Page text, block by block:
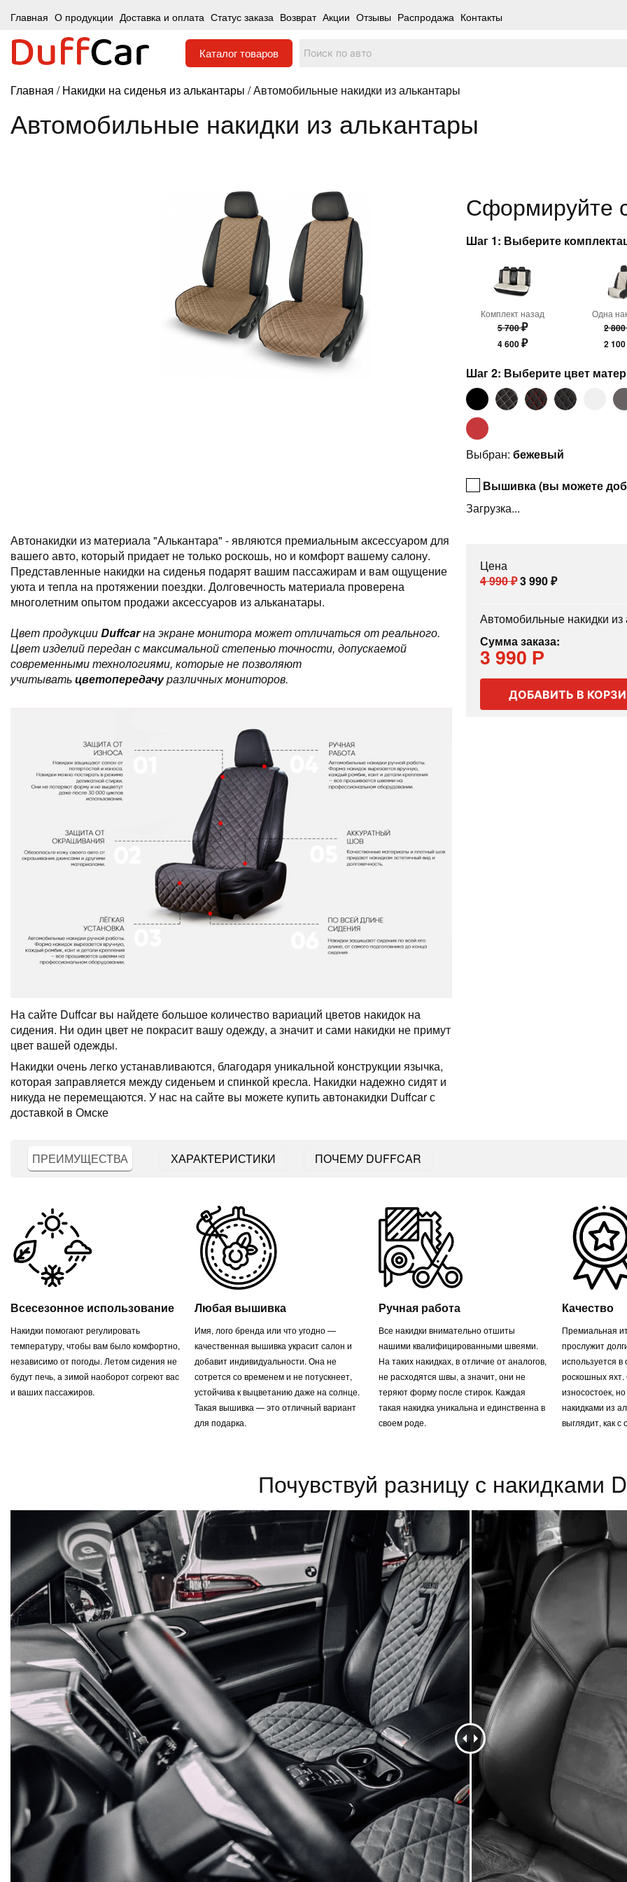
Главная О продукции Доставка и оплата Статус заказа Возврат Акции Отзывы Распродажа Контакты
Каталогтоваров
Главная /Накидки на сиденья из алькантары / Автомобильные накидки из алькантары
Автомобильные накидки из алькантары
Автонакидки из материала "Алькантара" - являются премиальным аксессуаром для
вашего авто, который придает не только роскошь, но и комфорт вашему салону.
Представленные накидки на сиденья подарят вашим пассажирам и вам ощущение
уюта и тепла на протяжении поездки. Долговечность материала проверена
многолетним опытом продажи аксессуаров из альканатары.
Цвет продукцииDuffcarна экране монитора может отличаться от реального.
Цвет изделий передан с максимальной степенью точности, допускаемой
современными технологиями, которые не позволяют
учитыватьцветопередачуразличных мониторов.
На сайте Duffcar вы найдете большое количество вариаций цветов накидок на
сидения. Ни один цвет не покрасит вашу одежду, а значит и сами накидки не примут
цвет вашей одежды.
Накидки очень легко устанавливаются, благодаря уникальной конструкции язычка,
которая заправляется между сиденьем и спинкой кресла. Накидки надежно сидят и
никуда не перемещаются. У нас на сайте вы можете купить автонакидки Duffcar с
доставкой в Омске
Сформируйте
Шаг 1: Выберите
Комплект назад
5 700₽
4 600₽
Одна
2
2
Шаг 2: Выберите цвет
Выбран: бежевый
Вышивка (вы можете
Загрузка...
Цена
4 990₽3 990₽
Автомобильные накидки
Сумма заказа:
3 990 Р
ДОБАВИТЬ В
ПРЕИМУЩЕСТВА ХАРАКТЕРИСТИКИ ПОЧЕМУ DUFFCAR
Всесезонное использование
Накидки помогают регулировать
температуру, чтобы вам было комфортно,
независимо от погоды. Летом сидения не
будут печь, а зимой наоборот согреют вас
и ваших пассажиров.
Любая вышивка
Имя, лого бренда или что угодно —
качественная вышивка украсит салон и
добавит индивидуальности. Она не
сотрется со временем и не потускнеет,
устойчива к выцветанию даже на солнце.
Такая вышивка — это отличный вариант
для подарка.
Ручная работа
Все накидки внимательно отшиты
нашими квалифицированными швеями.
На таких накидках, в отличие от аналогов,
не расходятся швы, а значит, они не
теряют форму после стирок. Каждая
такая накидка уникальна и единственна в
своем роде.
Качество
Премиальная
прослужит
используется
роскошных яхт.
износостоек,
накидками из
выглядит, как с
Почувствуй разницу с накидками